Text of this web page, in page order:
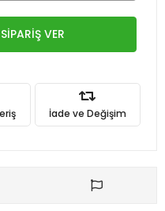
VER
İade ve Değişim